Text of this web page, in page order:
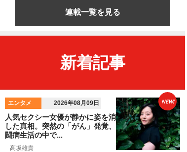
連載一覧を見る
新着記事
エンタメ 2026年08月09日
人気セクシー女優が静かに姿を消
した真相。突然の「がん」発覚、
闘病生活の中で...
髙坂雄貴
NEW!